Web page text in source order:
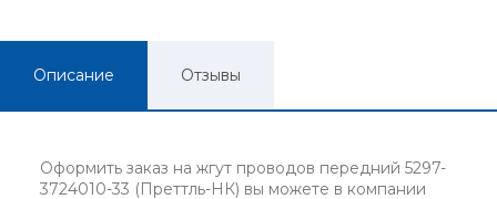
Описание Отзывы
Оформить заказ на жгут проводов передний 5297-
3724010-33 (Преттль-НК) вы можете в компании